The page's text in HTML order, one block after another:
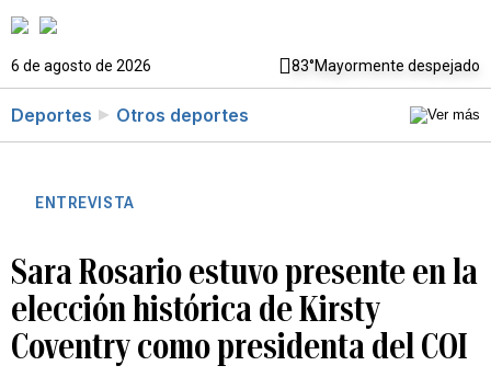
6 de agosto de 2026 83°Mayormente despejado
Deportes Otros deportes
ENTREVISTA
Sara Rosario estuvo presente en la
elección histórica de Kirsty
Coventry como presidenta del COI